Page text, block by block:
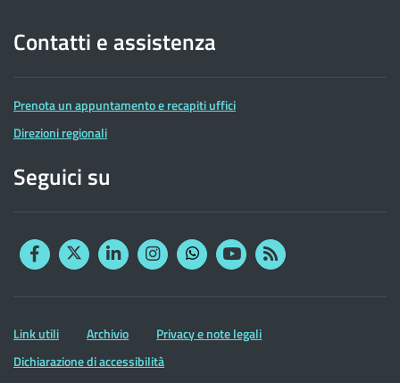
Contatti e assistenza
Prenota un appuntamento e recapiti uffici
Direzioni regionali
Seguici su
FacebookTwitterLinkedinInstagram
YouTubeRSS
Altre
informazioni
Link utili Archivio
Privacy e note legali
Dichiarazione di accessibilità